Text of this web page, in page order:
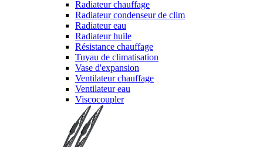
Radiateur chauffage
Radiateur condenseur de clim
Radiateur eau
Radiateur huile
Résistance chauffage
Tuyau de climatisation
Vase d'expansion
Ventilateur chauffage
Ventilateur eau
Viscocoupler